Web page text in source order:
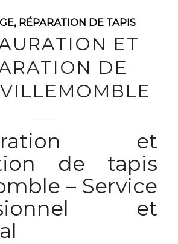
, RÉPARATION DE TAPIS
ET
DE
et
de tapis
– Service
et